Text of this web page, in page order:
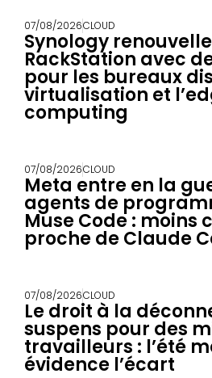
07/08/2026CLOUD
Synology
RackStation avec
pour les bureaux
virtualisation et
computing
07/08/2026CLOUD
Meta entre en la
agents de
Muse Code : moins
proche de Claude
07/08/2026CLOUD
Le droit à la
suspens pour des
travailleurs : l’été
évidence l’écart